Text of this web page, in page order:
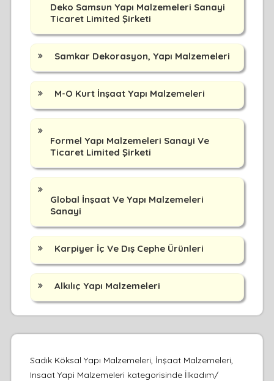
Deko Samsun Yapı Malzemeleri Sanayi
Ticaret Limited Şirketi
Samkar Dekorasyon, Yapı Malzemeleri
M-O Kurt İnşaat Yapı Malzemeleri
Formel Yapı Malzemeleri Sanayi Ve
Ticaret Limited Şirketi
Global İnşaat Ve Yapı Malzemeleri
Sanayi
Karpiyer İç Ve Dış Cephe Ürünleri
Alkılıç Yapı Malzemeleri
Sadık Köksal Yapı Malzemeleri, İnşaat Malzemeleri,
Insaat Yapi Malzemeleri kategorisinde İlkadım/